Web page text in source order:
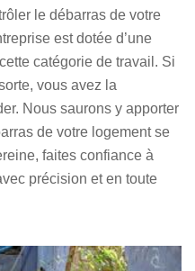
le débarras de votre
est dotée d’une
catégorie de travail. Si
vous avez la
Nous saurons y apporter
de votre logement se
faites confiance à
précision et en toute